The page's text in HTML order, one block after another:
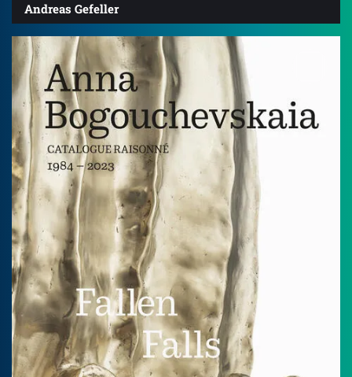
Andreas Gefeller